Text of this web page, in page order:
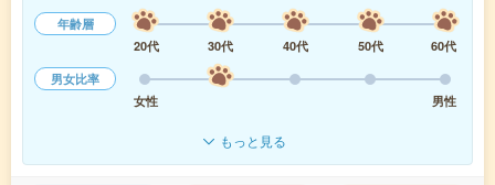
年齢層
20代
30代 40代 50代
60代
男女比率
女性
男性
もっと見る